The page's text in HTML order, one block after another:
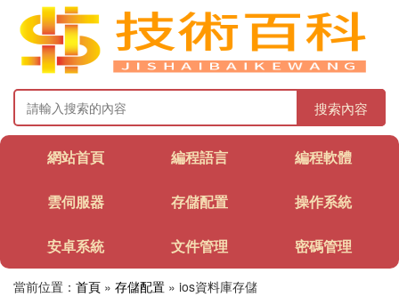
搜索內容
網站首頁 編程語言 編程軟體
雲伺服器 存儲配置 操作系統
安卓系統 文件管理 密碼管理
當前位置： 首頁 » 存儲配置 » ios資料庫存儲